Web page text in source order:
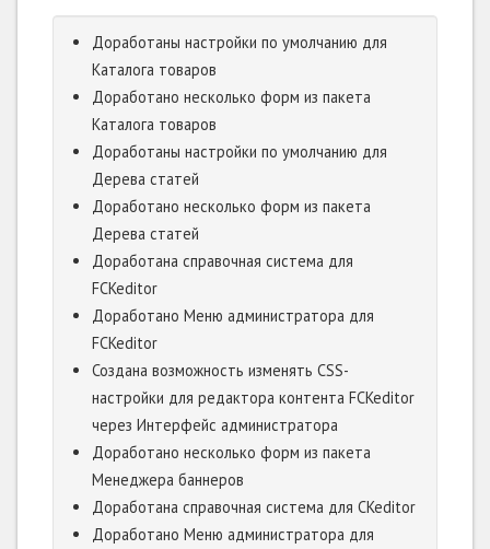
Доработаны настройки по умолчанию для
Каталога товаров
Доработано несколько форм из пакета
Каталога товаров
Доработаны настройки по умолчанию для
Дерева статей
Доработано несколько форм из пакета
Дерева статей
Доработана справочная система для
FCKeditor
Доработано Меню администратора для
FCKeditor
Создана возможность изменять CSS-
настройки для редактора контента FCKeditor
через Интерфейс администратора
Доработано несколько форм из пакета
Менеджера баннеров
Доработана справочная система для CKeditor
Доработано Меню администратора для